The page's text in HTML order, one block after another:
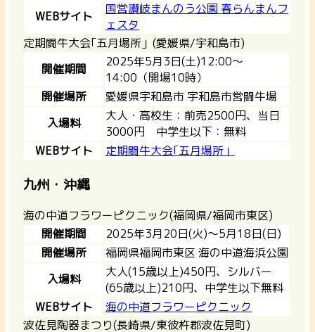
WEBサイト
国営讃岐まんのう公園 春らんまんフ
ェスタ
定期闘牛大会｢五月場所」(愛媛県/宇和島市)
開催期間
2025年5月3日(土)12:00～
14:00（開場10時）
開催場所
愛媛県宇和島市 宇和島市営闘牛場
入場料
大人・高校生：前売2500円、当日
3000円 中学生以下：無料
WEBサイト
定期闘牛大会｢五月場所」
九州・沖縄
海の中道フラワーピクニック(福岡県/福岡市東区)
開催期間
2025年3月20日(火)～5月18日(日)
開催場所
福岡県福岡市東区 海の中道海浜公園
入場料
大人(15歳以上)450円、シルバー
(65歳以上)210円、中学生以下無料
WEBサイト
海の中道フラワーピクニック
波佐見陶器まつり(長崎県/東彼杵郡波佐見町)